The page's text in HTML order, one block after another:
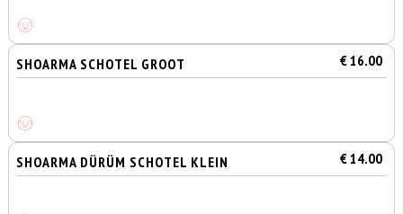
SHOARMA SCHOTEL GROOT € 16.00
SHOARMA DÜRÜM SCHOTEL KLEIN € 14.00